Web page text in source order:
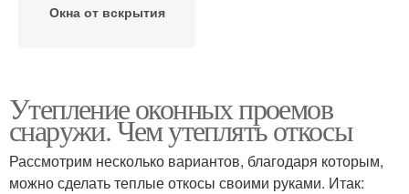
Окна от вскрытия
Утепление оконных проемов
снаружи. Чем утеплять откосы
Рассмотрим несколько вариантов, благодаря которым,
можно сделать теплые откосы своими руками. Итак: